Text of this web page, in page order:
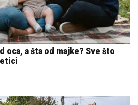
oca, a šta od majke? Sve što